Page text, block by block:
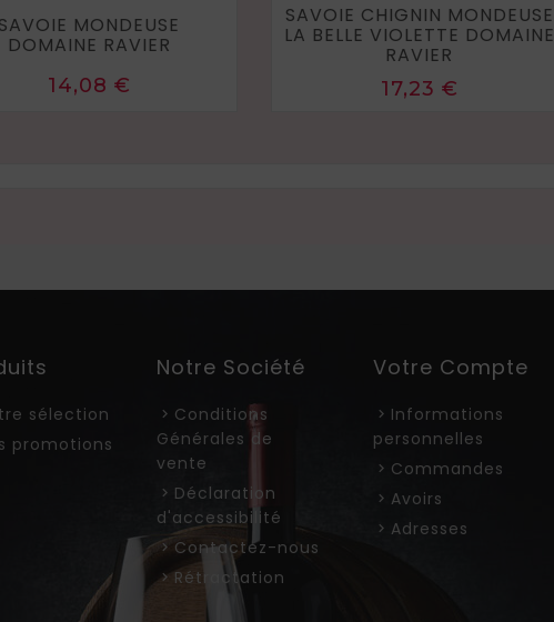
SAVOIE MONDEUSE
DOMAINE RAVIER
Prix
14,08 €
SAVOIE CHIGNIN MONDEUSE
LA BELLE VIOLETTE DOMAINE
RAVIER
Prix
17,23 €
sélection
promotions
Notre Société
Conditions
Générales de
vente
Déclaration
d'accessibilité
Contactez-nous
Rétractation
Votre Compte
Informations
personnelles
Commandes
Avoirs
Adresses